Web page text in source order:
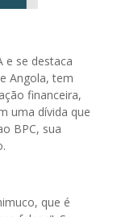
e se destaca
Angola, tem
financeira,
uma dívida que
BPC, sua
que é